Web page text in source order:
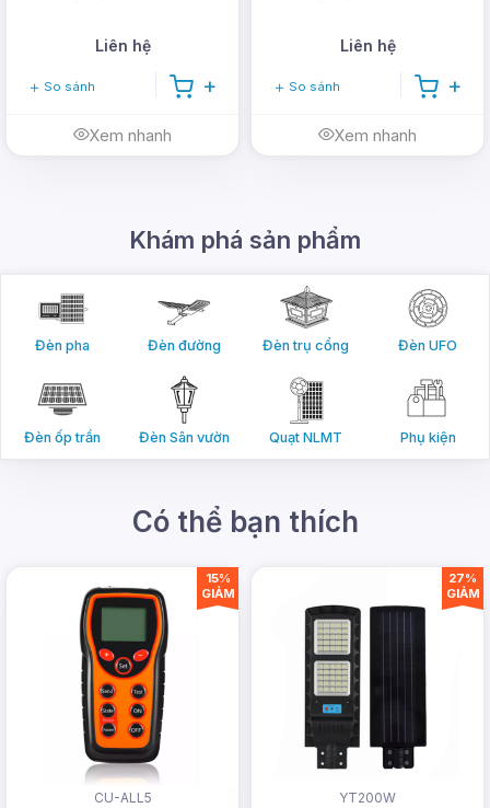
Liên hệ
So sánh
Xem nhanh
Liên hệ
So sánh
Xem nhanh
Khám phá sản phẩm
Đèn pha Đèn đường Đèn trụ cổng Đèn UFO
Đèn ốp trần Đèn Sân vườn Quạt NLMT Phụ kiện
Có thể bạn thích
CU-ALL5
15%
GIẢM
YT200W
27%
GIẢM